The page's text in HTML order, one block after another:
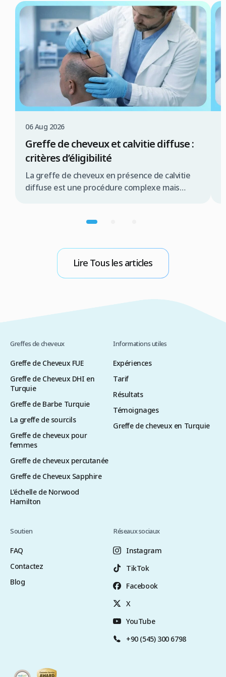
06 Aug 2026
Greffe de cheveux et calvitie diffuse :
critères d’éligibilité
La greffe de cheveux en présence de calvitie
diffuse est une procédure complexe mais
Résumé rapide La greffe de cheveux pour
qualité de la zone donneuse est primordiale
une évaluation médicale approfondie est
indispensable les techniques FUE ou […]
Lire Tous les articles
Greffes de cheveux
Greffe de Cheveux FUE
Greffe de Cheveux DHI en
Turquie
Greffe de Barbe Turquie
La greffe de sourcils
Greffe de cheveux pour
femmes
Greffe de cheveux percutanée
Greffe de Cheveux Sapphire
L’échelle de Norwood
Hamilton
Informations utiles
Expériences
Tarif
Résultats
Témoignages
Greffe de cheveux en Turquie
Soutien
FAQ
Contactez
Blog
Réseaux sociaux
Instagram
TikTok
Facebook
X
YouTube
+90 (545) 300 6798